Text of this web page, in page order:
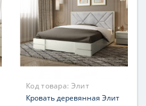
Код товара: Элит
Кровать деревянная Элит